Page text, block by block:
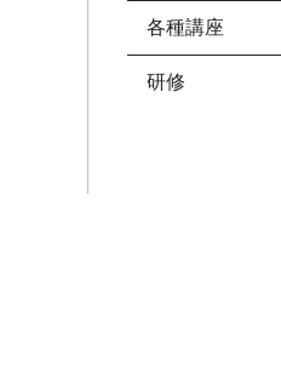
各種講座
研修